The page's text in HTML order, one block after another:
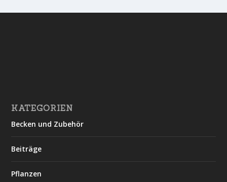
KATEGORIEN
Becken und Zubehör
Beiträge
Pflanzen